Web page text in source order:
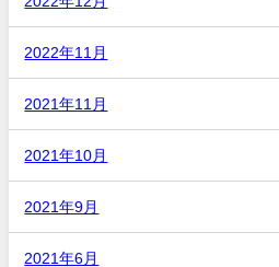
2022年11月
2021年11月
2021年10月
2021年9月
2021年6月